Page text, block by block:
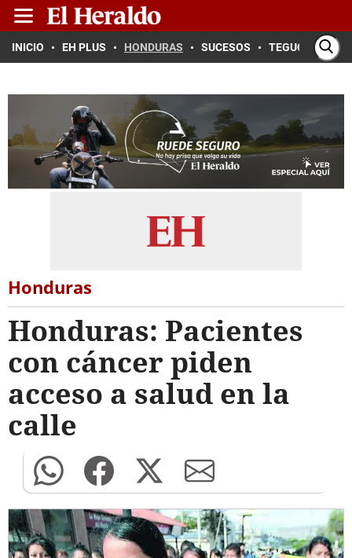
INICIO EH PLUS HONDURAS SUCESOS TEGUCIGALPA
Honduras
Honduras: Pacientes
con cáncer piden
acceso a salud en la
calle